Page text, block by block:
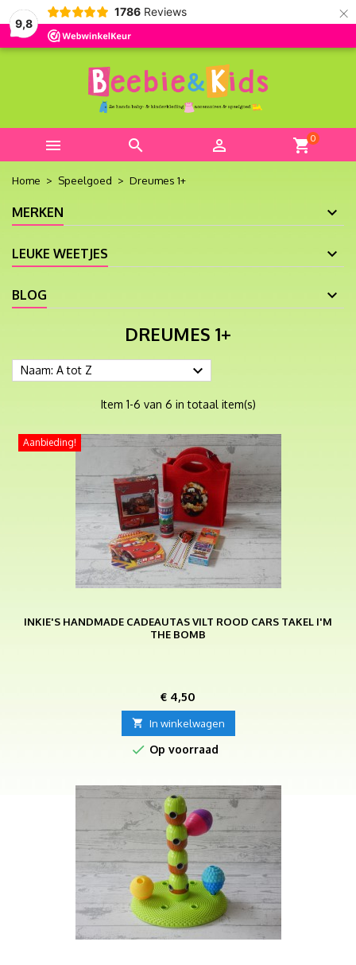
9,8
1786 Reviews ×
   shopping_cart0
Home Speelgoed Dreumes 1+
MERKEN
LEUKE WEETJES
BLOG
DREUMES 1+
Naam: A tot Z 
Item 1-6 van 6 in totaal item(s)
Aanbieding!
INKIE'S HANDMADE CADEAUTAS VILT ROOD CARS TAKEL I'M
THE BOMB
Prijs
€ 4,50
 In winkelwagen
 Op voorraad